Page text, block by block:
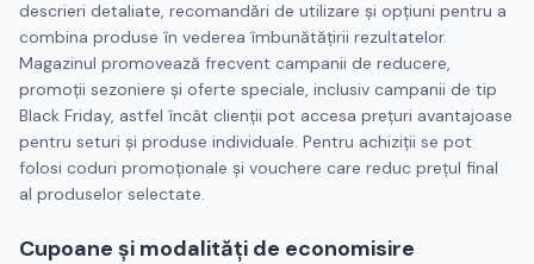
descrieri detaliate, recomandări de utilizare și opțiuni pentru a
combina produse în vederea îmbunătățirii rezultatelor.
Magazinul promovează frecvent campanii de reducere,
promoții sezoniere și oferte speciale, inclusiv campanii de tip
Black Friday, astfel încât clienții pot accesa prețuri avantajoase
pentru seturi și produse individuale. Pentru achiziții se pot
folosi coduri promoționale și vouchere care reduc prețul final
al produselor selectate.
Cupoane și modalități de economisire